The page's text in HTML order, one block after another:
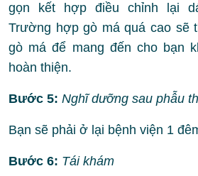
gọn kết hợp điều chỉnh lại
Trường hợp gò má quá cao sẽ
gò má để mang đến cho bạn
hoàn thiện.
Bước 5: Nghĩ dưỡng sau phẫu
Bạn sẽ phải ở lại bệnh viện 1
Bước 6: Tái khám